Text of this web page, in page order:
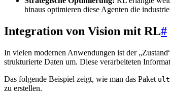
hinaus optimieren diese Agenten die
Integration von Vision mit RL#
In vielen modernen Anwendungen ist der
strukturierte Daten um. Diese verarbeiteten
Das folgende Beispiel zeigt, wie man das Paket
zu erstellen.